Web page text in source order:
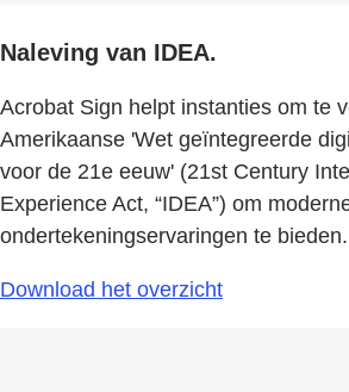
Naleving van IDEA.
Acrobat Sign helpt instanties om te
Amerikaanse 'Wet geïntegreerde
voor de 21e eeuw' (21st Century
Experience Act, “IDEA”) om
ondertekeningservaringen te bieden.
Download het overzicht